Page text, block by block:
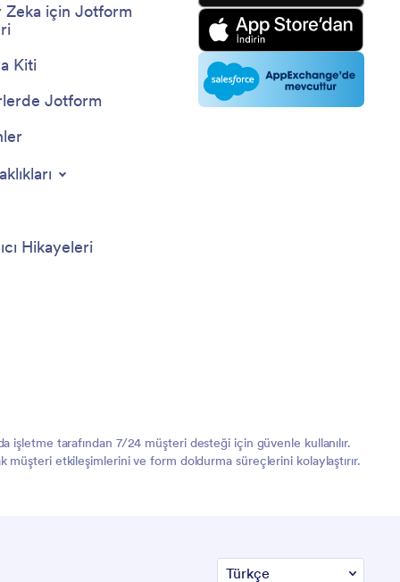
Zeka için Jotform
Kiti
Jotform
Hikayeleri
tarafından 7/24 müşteri desteği için güvenle kullanılır.
müşteri etkileşimlerini ve form doldurma süreçlerini kolaylaştırır.